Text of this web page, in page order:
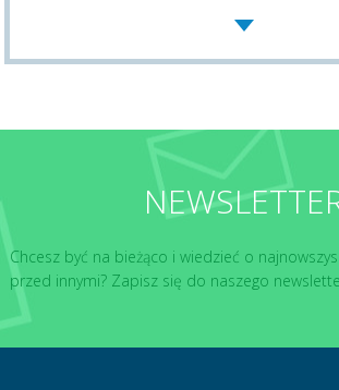
Chcesz być na bieżąco i wiedzieć o
przed innymi? Zapisz się do naszego